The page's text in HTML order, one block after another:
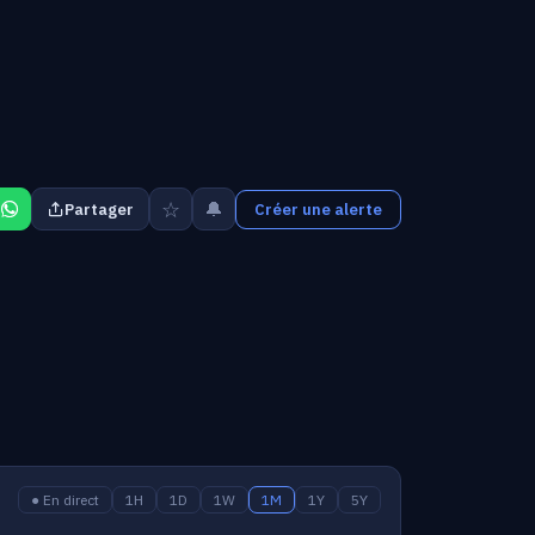
Partager ☆ 🔔 Créer une alerte
● En direct 1H 1D 1W 1M 1Y 5Y